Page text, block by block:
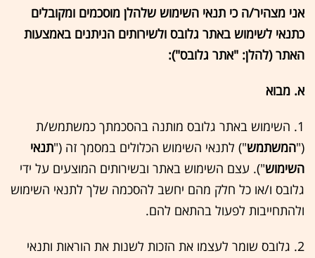
אני מצהיר/ה כי תנאי השימוש שלהלן מוסכמים ומקובלים
כתנאי לשימוש באתר גלובס ולשירותים הניתנים באמצעות
האתר (להלן: "אתר גלובס"):
א. מבוא
1. השימוש באתר גלובס מותנה בהסכמתך כמשתמש/ת
("המשתמש") לתנאי השימוש הכלולים במסמך זה ("תנאי
השימוש"). עצם השימוש באתר ובשירותים המוצעים על ידי
גלובס ו/או כל חלק מהם יחשב להסכמה שלך לתנאי השימוש
ולהתחייבות לפעול בהתאם להם.
2. גלובס שומר לעצמו את הזכות לשנות את הוראות ותנאי